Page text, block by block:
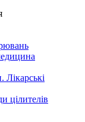
Лікарські
цілителів